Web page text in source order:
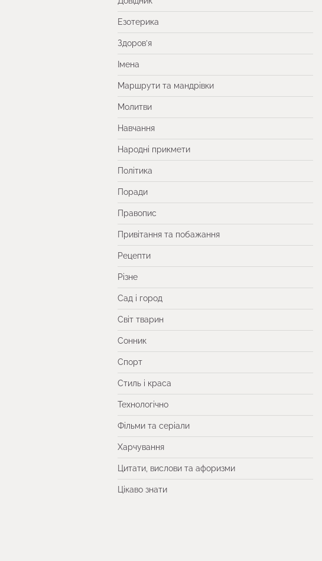
Езотерика
Здоров’я
Імена
Маршрути та мандрівки
Молитви
Навчання
Народні прикмети
Політика
Поради
Правопис
Привітання та побажання
Рецепти
Різне
Сад і город
Світ тварин
Сонник
Спорт
Стиль і краса
Технологічно
Фільми та серіали
Харчування
Цитати, вислови та афоризми
Цікаво знати